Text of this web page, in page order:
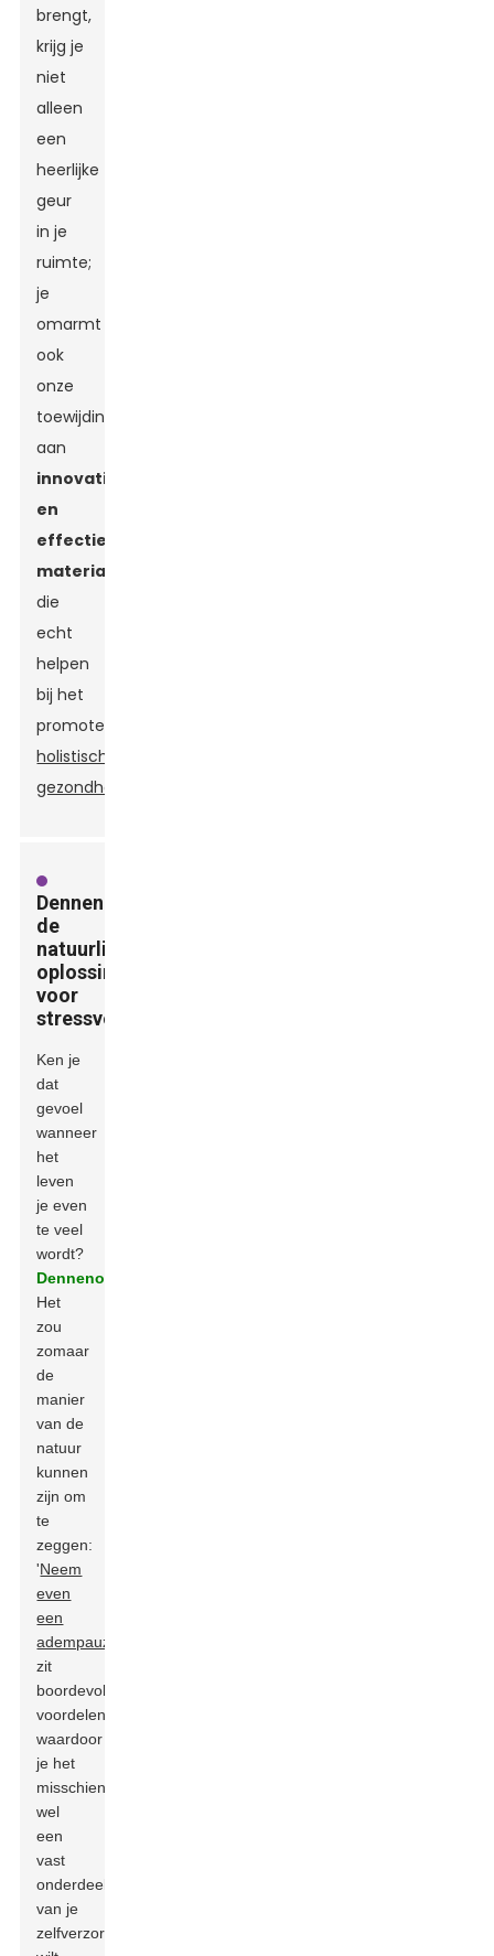
brengt,
krijg je
niet
alleen
een
heerlijke
geur
in je
ruimte;
je
omarmt
ook
onze
toewijding
aan
innovatieve
en
effectieve
materialen
die
echt
helpen
bij het
promoten
holistische
gezondheidsoplossingen
Dennenolie:
de
natuurlijke
oplossing
voor
stressverlichting
Ken je
dat
gevoel
wanneer
het
leven
je even
te veel
wordt?
Dennenolie
Het
zou
zomaar
de
manier
van de
natuur
kunnen
zijn om
te
zeggen:
'Neem
even
een
adempauze!
zit
boordevol
voordelen,
waardoor
je het
misschien
wel
een
vast
onderdeel
van je
zelfverzorgingsroutine